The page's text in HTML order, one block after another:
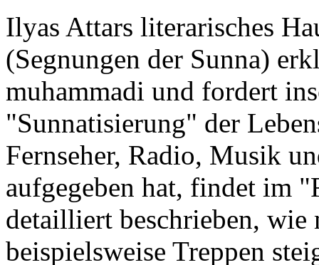
Ilyas Attars literarisches
(Segnungen der Sunna)
muhammadi und fordert
"Sunnatisierung" der
Fernseher, Radio, Musik
aufgegeben hat, findet im
detailliert beschrieben, wie
beispielsweise Treppen